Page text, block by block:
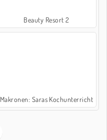
Beauty Resort 2
Makronen: Saras Kochunterricht